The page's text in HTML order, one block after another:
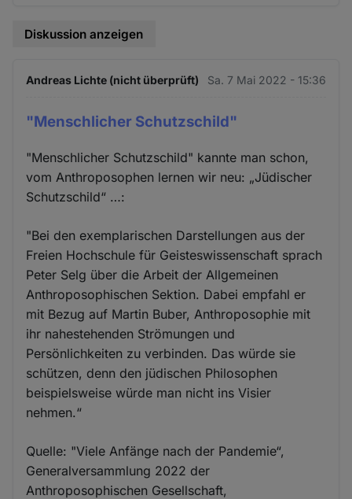
Diskussion anzeigen
Andreas Lichte (nicht überprüft) Sa. 7 Mai 2022 - 15:36
"Menschlicher Schutzschild"
"Menschlicher Schutzschild" kannte man schon,
vom Anthroposophen lernen wir neu: „Jüdischer
Schutzschild“ …:
"Bei den exemplarischen Darstellungen aus der
Freien Hochschule für Geisteswissenschaft sprach
Peter Selg über die Arbeit der Allgemeinen
Anthroposophischen Sek­tion. Dabei empfahl er
mit Bezug auf Martin Buber, Anthroposophie mit
ihr nahestehenden Strömungen und
Persönlichkeiten zu verbinden. Das würde sie
schützen, denn den jüdischen Philosophen
beispielsweise würde man nicht ins Visier
nehmen.“
Quelle: "Viele Anfänge nach der Pandemie“,
Generalversammlung 2022 der
Anthroposophischen Gesellschaft,